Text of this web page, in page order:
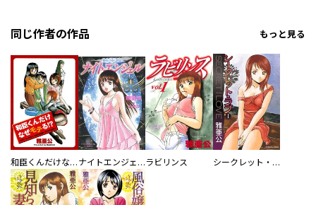
同じ作者の作品 もっと見る
和臣くんだけなぜモテる！？ ナイトエンジェル ラビリンス シークレット・ラブ